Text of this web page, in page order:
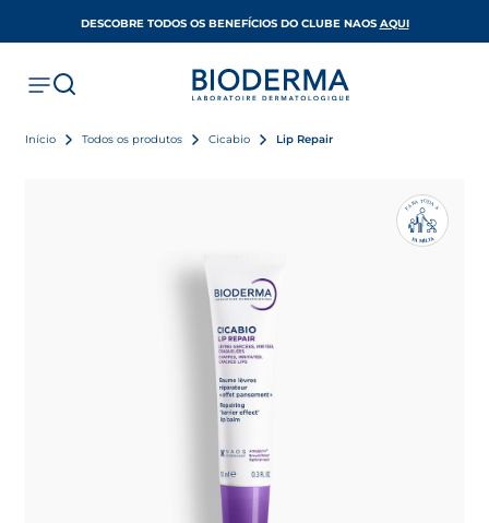
DESCOBRE TODOS OS BENEFÍCIOS DO CLUBE NAOS AQUIOPENS IN A
Início Todos os produtos Cicabio Lip Repair
FAMÍLIA
PARA TODA
A